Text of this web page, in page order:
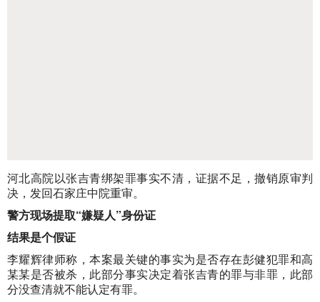
河北高院以张吉青绑架罪事实不清，证据不足，撤销原审判
决，发回石家庄中院重审。
警方现场提取“嫌疑人”身份证
结果是个假证
李耀辉律师称，本案最关键的事实为是否存在彭健犯罪和高
某某是否被杀，此部分事实决定着张吉青的罪与非罪，此部
分没查清就不能认定有罪。